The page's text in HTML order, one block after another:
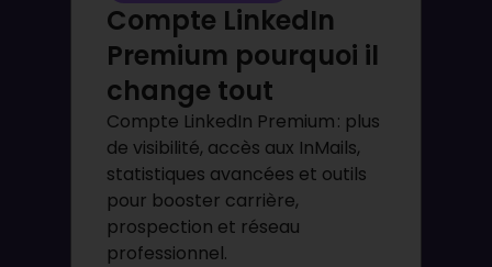
Compte LinkedIn
Premium pourquoi il
change tout
Compte LinkedIn Premium : plus
de visibilité, accès aux InMails,
statistiques avancées et outils
pour booster carrière,
prospection et réseau
professionnel.